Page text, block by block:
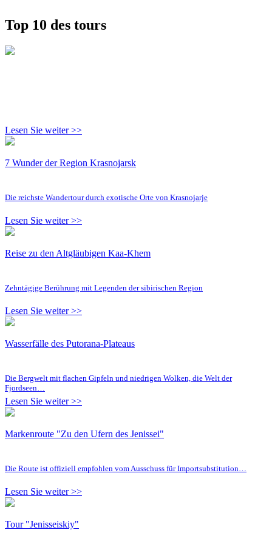
Top 10 des tours
Lesen Sie weiter >>
7 Wunder der Region Krasnojarsk
Die reichste Wandertour durch exotische Orte von Krasnojarje
Lesen Sie weiter >>
Reise zu den Altgläubigen Kaa-Khem
Zehntägige Berührung mit Legenden der sibirischen Region
Lesen Sie weiter >>
Wasserfälle des Putorana-Plateaus
Die Bergwelt mit flachen Gipfeln und niedrigen Wolken, die Welt der
Fjordseen…
Lesen Sie weiter >>
Markenroute "Zu den Ufern des Jenissei"
Die Route ist offiziell empfohlen vom Ausschuss für Importsubstitution…
Lesen Sie weiter >>
Tour "Jenisseiskiy"